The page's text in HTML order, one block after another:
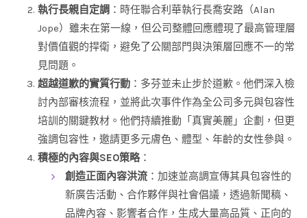
執行長親自定調 ：時任聯合利華執行長喬安路（Alan
Jope）雖未在第一線，但公司整體回應體現了最高管理層
對價值觀的捍衛，避免了公關部門與決策層回應不一的常
見問題。
超越道歉的實質行動 ：多芬並未止步於道歉。他們深入檢
討內部審核流程，並將此次事件作為全公司多元與包容性
培訓的關鍵教材。他們持續推動「真實美麗」企劃，但更
強調包容性，邀請更多元膚色、體型、年齡的女性參與。
積極的內容與SEO策略：
創造正面內容洪流 ：加速並高調宣傳其具包容性的
新廣告活動、合作夥伴與社會倡議，透過新聞稿、
品牌內容、影響者合作，生成大量高品質、正向的